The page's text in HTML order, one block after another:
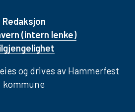
Redaksjon
(intern lenke)
og drives av Hammerfest
kommune